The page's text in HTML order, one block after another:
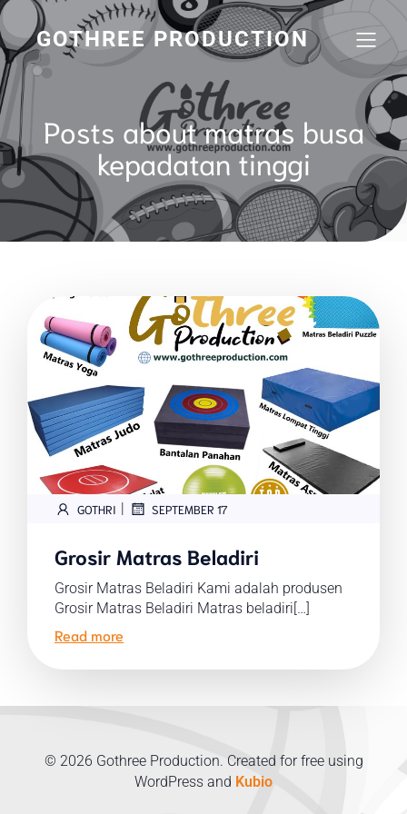
GOTHREE PRODUCTION
Posts about matras busa
kepadatan tinggi
GOTHRI SEPTEMBER 17
Grosir Matras Beladiri
Grosir Matras Beladiri Kami adalah produsen
Grosir Matras Beladiri Matras beladiri[…]
Read more
© 2026 Gothree Production. Created for free using
WordPress and Kubio